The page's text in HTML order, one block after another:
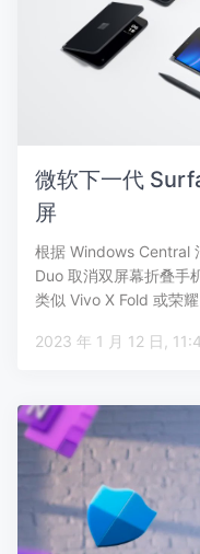
微软下一代
屏
根据 Windows Central
Duo 取消双屏幕折叠手
类似 Vivo X Fold 或荣
2023 年 1